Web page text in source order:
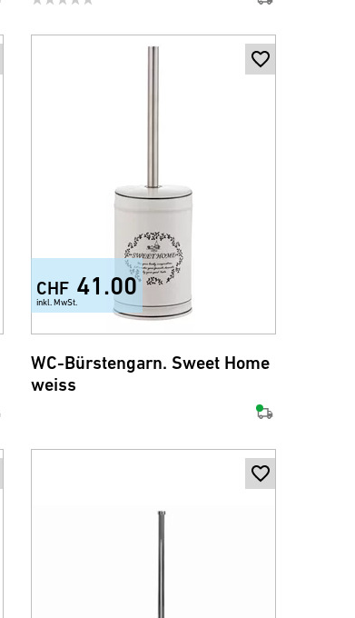
CHF 41.00
inkl. MwSt.
WC-Bürstengarn. Sweet Home
weiss